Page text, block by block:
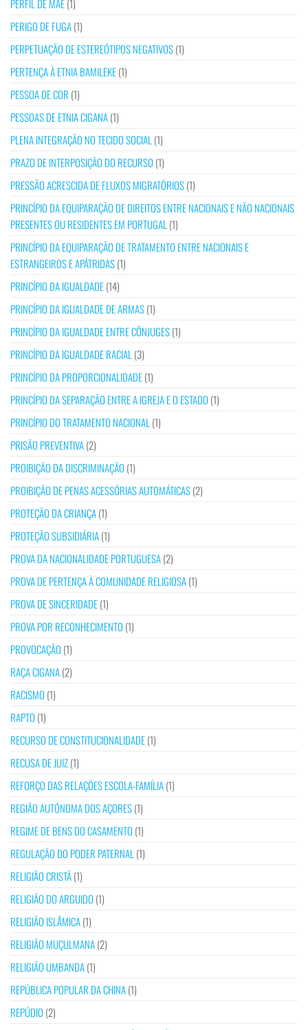
PERFIL DE MÃE(1)
PERIGO DE FUGA(1)
PERPETUAÇÃO DE ESTEREÓTIPOS NEGATIVOS(1)
PERTENÇA À ETNIA BAMILEKE(1)
PESSOA DE COR (1)
PESSOAS DE ETNIA CIGANA(1)
PLENA INTEGRAÇÃO NO TECIDO SOCIAL (1)
PRAZO DE INTERPOSIÇÃO DO RECURSO (1)
PRESSÃO ACRESCIDA DE FLUXOS MIGRATÓRIOS(1)
PRINCÍPIO DA EQUIPARAÇÃO DE DIREITOS ENTRE NACIONAIS E NÃO NACIONAIS
PRESENTES OU RESIDENTES EM PORTUGAL (1)
PRINCÍPIO DA EQUIPARAÇÃO DE TRATAMENTO ENTRE NACIONAIS E
ESTRANGEIROS E APÁTRIDAS(1)
PRINCÍPIO DA IGUALDADE(14)
PRINCÍPIO DA IGUALDADE DE ARMAS(1)
PRINCÍPIO DA IGUALDADE ENTRE CÔNJUGES(1)
PRINCÍPIO DA IGUALDADE RACIAL (3)
PRINCÍPIO DA PROPORCIONALIDADE(1)
PRINCÍPIO DA SEPARAÇÃO ENTRE A IGREJA E O ESTADO (1)
PRINCÍPIO DO TRATAMENTO NACIONAL (1)
PRISÃO PREVENTIVA(2)
PROIBIÇÃO DA DISCRIMINAÇÃO (1)
PROIBIÇÃO DE PENAS ACESSÓRIAS AUTOMÁTICAS(2)
PROTEÇÃO DA CRIANÇA(1)
PROTEÇÃO SUBSIDIÁRIA(1)
PROVA DA NACIONALIDADE PORTUGUESA(2)
PROVA DE PERTENÇA À COMUNIDADE RELIGIOSA(1)
PROVA DE SINCERIDADE(1)
PROVA POR RECONHECIMENTO (1)
PROVOCAÇÃO (1)
RAÇA CIGANA(2)
RACISMO (1)
RAPTO (1)
RECURSO DE CONSTITUCIONALIDADE(1)
RECUSA DE JUIZ(1)
REFORÇO DAS RELAÇÕES ESCOLA-FAMÍLIA(1)
REGIÃO AUTÓNOMA DOS AÇORES(1)
REGIME DE BENS DO CASAMENTO (1)
REGULAÇÃO DO PODER PATERNAL (1)
RELIGIÃO CRISTÃ(1)
RELIGIÃO DO ARGUIDO (1)
RELIGIÃO ISLÂMICA(1)
RELIGIÃO MUÇULMANA(2)
RELIGIÃO UMBANDA(1)
REPÚBLICA POPULAR DA CHINA(1)
REPÚDIO (2)